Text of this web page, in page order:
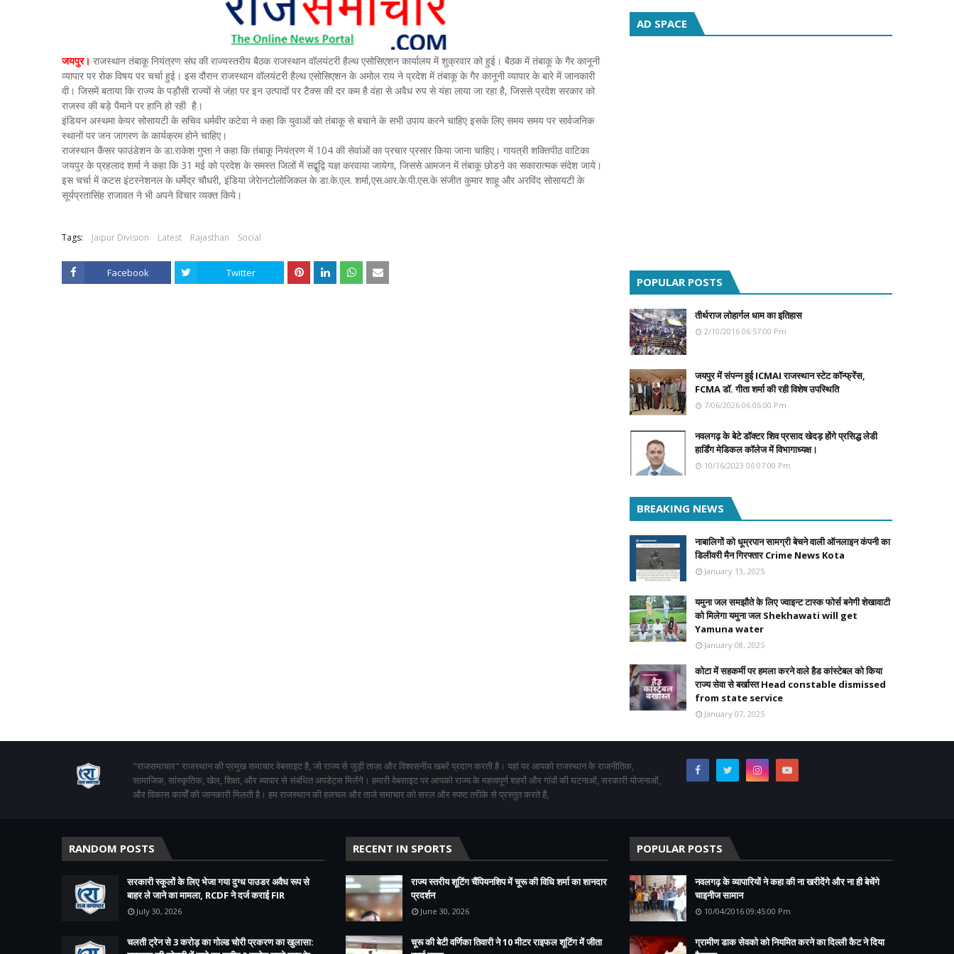
जयपुर। राजस्थान तंबाकू नियंत्रण संघ की राज्यस्तरीय बैठक राजस्थान वॉलयंटरी हैल्थ एसोसिएशन कार्यालय में शुक्रवार को हुई। बैठक में तंबाकू के गैर कानूनी
व्यापार पर रोक विषय पर चर्चा हुई। इस दौरान राजस्थान वॉलयंटरी हैल्थ एसोसिएशन के अमोल राय ने प्रदेश में तंबाकू के गैर कानूनी व्यापार के बारे में जानकारी
दी। जिसमें बताया कि राज्य के पड़ौसी राज्यों से जंहा पर इन उत्पादों पर टैक्स की दर कम है वंहा से अवैध रुप से यंहा लाया जा रहा है, जिससे प्रदेश सरकार को
राजस्व की बड़े पैमाने पर हानि हो रही है।
इंडियन अस्थमा केयर सोसायटी के सचिव धर्मवीर कटेवा ने कहा कि युवाओं को तंबाकू से बचाने के सभी उपाय करने चाहिए इसके लिए समय समय पर सार्वजनिक
स्थानों पर जन जागरण के कार्यक्रम होने चाहिए।
राजस्थान कैंसर फाउंडेशन के डा.राकेश गुप्ता ने कहा कि तंबाकू नियंत्रण में 104 की सेवांओं का प्रचार प्रसार किया जाना चाहिए। गायत्री शक्तिपीठ वाटिका
जयपुर के प्रहलाद शर्मा ने कहा कि 31 मई को प्रदेश के समस्त जिलों में सद्बुद्वि यज्ञ करवाया जायेगा, जिससे आमजन में तंबाकू छोडऩे का सकारात्मक संदेश जाये।
इस चर्चा में कटस इंटरनेशनल के धर्मेद्र चौधरी, इंडिया जेरेानटोलोजिकल के डा.के.एल. शर्मा,एस.आर.के.पी.एस.के संजीत कुमार शाहू और अरविंद सोसायटी के
सूर्यप्रतासिंह राजावत ने भी अपने विचार व्यक्त किये।
Tags: Jaipur Division Latest Rajasthan Social
Facebook Twitter
AD SPACE
POPULAR POSTS
तीर्थराज लोहार्गल धाम का इतिहास
2/10/2016 06:57:00 Pm
जयपुर में संपन्न हुई ICMAI राजस्थान स्टेट कॉन्फ्रेंस,
FCMA डॉ. गीता शर्मा की रही विशेष उपस्थिति
7/06/2026 06:06:00 Pm
नवलगढ़ के बेटे डॉक्टर शिव प्रसाद खेदड़ होंगे प्रसिद्ध लेडी
हार्डिंग मेडिकल कॉलेज में विभागाध्यक्ष।
10/16/2023 06:07:00 Pm
BREAKING NEWS
नाबालिगों को धूम्रपान सामग्री बेचने वाली ऑनलाइन कंपनी का
डिलीवरी मैन गिरफ्तार Crime News Kota
January 13, 2025
यमुना जल समझौते के लिए ज्वाइन्ट टास्क फोर्स बनेगी शेखावाटी
को मिलेगा यमुना जल Shekhawati will get
Yamuna water
January 08, 2025
कोटा में सहकर्मी पर हमला करने वाले हैड कांस्टेबल को किया
राज्य सेवा से बर्खास्त Head constable dismissed
from state service
January 07, 2025
"राजसमाचार" राजस्थान की प्रमुख समाचार वेबसाइट है, जो राज्य से जुड़ी ताज़ा और विश्वसनीय खबरें प्रदान करती है। यहां पर आपको राजस्थान के राजनीतिक,
सामाजिक, सांस्कृतिक, खेल, शिक्षा, और व्यापार से संबंधित अपडेट्स मिलेंगे। हमारी वेबसाइट पर आपको राज्य के महत्वपूर्ण शहरों और गांवों की घटनाओं, सरकारी योजनाओं,
और विकास कार्यों की जानकारी मिलती है। हम राजस्थान की हलचल और ताजे समाचार को सरल और स्पष्ट तरीके से प्रस्तुत करते हैं,
RANDOM POSTS
सरकारी स्कूलों के लिए भेजा गया दुग्ध पाउडर अवैध रूप से
बाहर ले जाने का मामला, RCDF ने दर्ज कराई FIR
July 30, 2026
चलती ट्रेन से 3 करोड़ का गोल्ड चोरी प्रकरण का खुलासा:
RECENT IN SPORTS
राज्य स्तरीय शूटिंग चैंपियनशिप में चूरू की विधि शर्मा का शानदार
प्रदर्शन
June 30, 2026
चूरू की बेटी वर्णिका तिवारी ने 10 मीटर राइफल शूटिंग में जीता
POPULAR POSTS
नवलगढ़ के व्यापारियों ने कहा की ना खरीदेंगे और ना ही बेचेंगे
चाइनीज सामान
10/04/2016 09:45:00 Pm
ग्रामीण डाक सेवको को नियमित करने का दिल्ली कैट ने दिया